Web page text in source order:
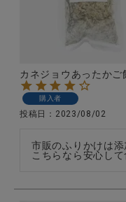
カネジョウあったかご
購入者
投稿日 2023/08/02
市販のふりかけは
こちらなら安心して